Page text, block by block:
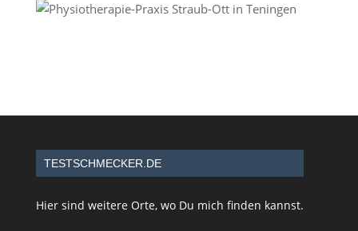
TESTSCHMECKER.DE
Hier sind weitere Orte, wo Du mich finden kannst.